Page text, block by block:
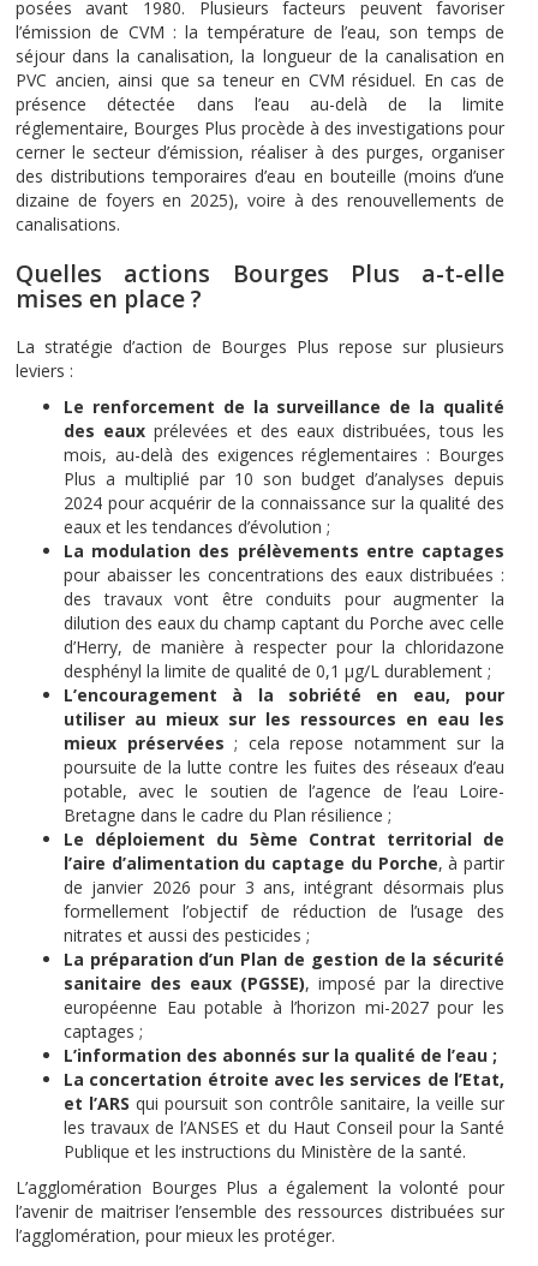
posées avant 1980. Plusieurs facteurs peuvent favoriser
l’émission de CVM : la température de l’eau, son temps de
séjour dans la canalisation, la longueur de la canalisation en
PVC ancien, ainsi que sa teneur en CVM résiduel. En cas de
présence détectée dans l’eau au-delà de la limite
réglementaire, Bourges Plus procède à des investigations pour
cerner le secteur d’émission, réaliser à des purges, organiser
des distributions temporaires d’eau en bouteille (moins d’une
dizaine de foyers en 2025), voire à des renouvellements de
canalisations.
Quelles actions Bourges Plus a-t-elle
mises en place ?
La stratégie d’action de Bourges Plus repose sur plusieurs
leviers :
Le renforcement de la surveillance de la qualité
des eaux prélevées et des eaux distribuées, tous les
mois, au-delà des exigences réglementaires : Bourges
Plus a multiplié par 10 son budget d’analyses depuis
2024 pour acquérir de la connaissance sur la qualité des
eaux et les tendances d’évolution ;
La modulation des prélèvements entre captages
pour abaisser les concentrations des eaux distribuées :
des travaux vont être conduits pour augmenter la
dilution des eaux du champ captant du Porche avec celle
d’Herry, de manière à respecter pour la chloridazone
desphényl la limite de qualité de 0,1 µg/L durablement ;
L’encouragement à la sobriété en eau, pour
utiliser au mieux sur les ressources en eau les
mieux préservées ; cela repose notamment sur la
poursuite de la lutte contre les fuites des réseaux d’eau
potable, avec le soutien de l’agence de l’eau Loire-
Bretagne dans le cadre du Plan résilience ;
Le déploiement du 5ème Contrat territorial de
l’aire d’alimentation du captage du Porche, à partir
de janvier 2026 pour 3 ans, intégrant désormais plus
formellement l’objectif de réduction de l’usage des
nitrates et aussi des pesticides ;
La préparation d’un Plan de gestion de la sécurité
sanitaire des eaux (PGSSE), imposé par la directive
européenne Eau potable à l’horizon mi-2027 pour les
captages ;
L’information des abonnés sur la qualité de l’eau ;
La concertation étroite avec les services de l’Etat,
et l’ARS qui poursuit son contrôle sanitaire, la veille sur
les travaux de l’ANSES et du Haut Conseil pour la Santé
Publique et les instructions du Ministère de la santé.
L’agglomération Bourges Plus a également la volonté pour
l’avenir de maitriser l’ensemble des ressources distribuées sur
l’agglomération, pour mieux les protéger.